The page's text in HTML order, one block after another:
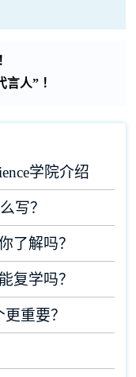
人” ！
学院介绍
写？
了解吗？
复学吗？
重要？